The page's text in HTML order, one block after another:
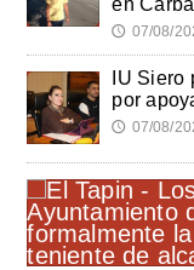
🕔 07/08/
IU
por
🕔 07/08/